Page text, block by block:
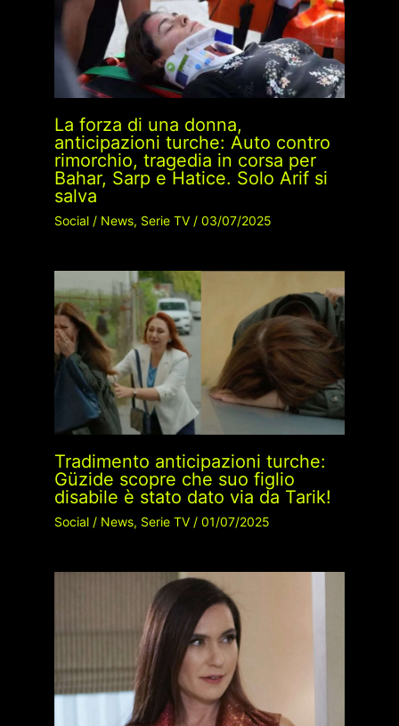
La forza di una donna,
anticipazioni turche: Auto contro
rimorchio, tragedia in corsa per
Bahar, Sarp e Hatice. Solo Arif si
salva
Social/ News, Serie TV/ 03/07/2025
Tradimento anticipazioni turche:
Güzide scopre che suo figlio
disabile è stato dato via da Tarik!
Social/ News, Serie TV/ 01/07/2025